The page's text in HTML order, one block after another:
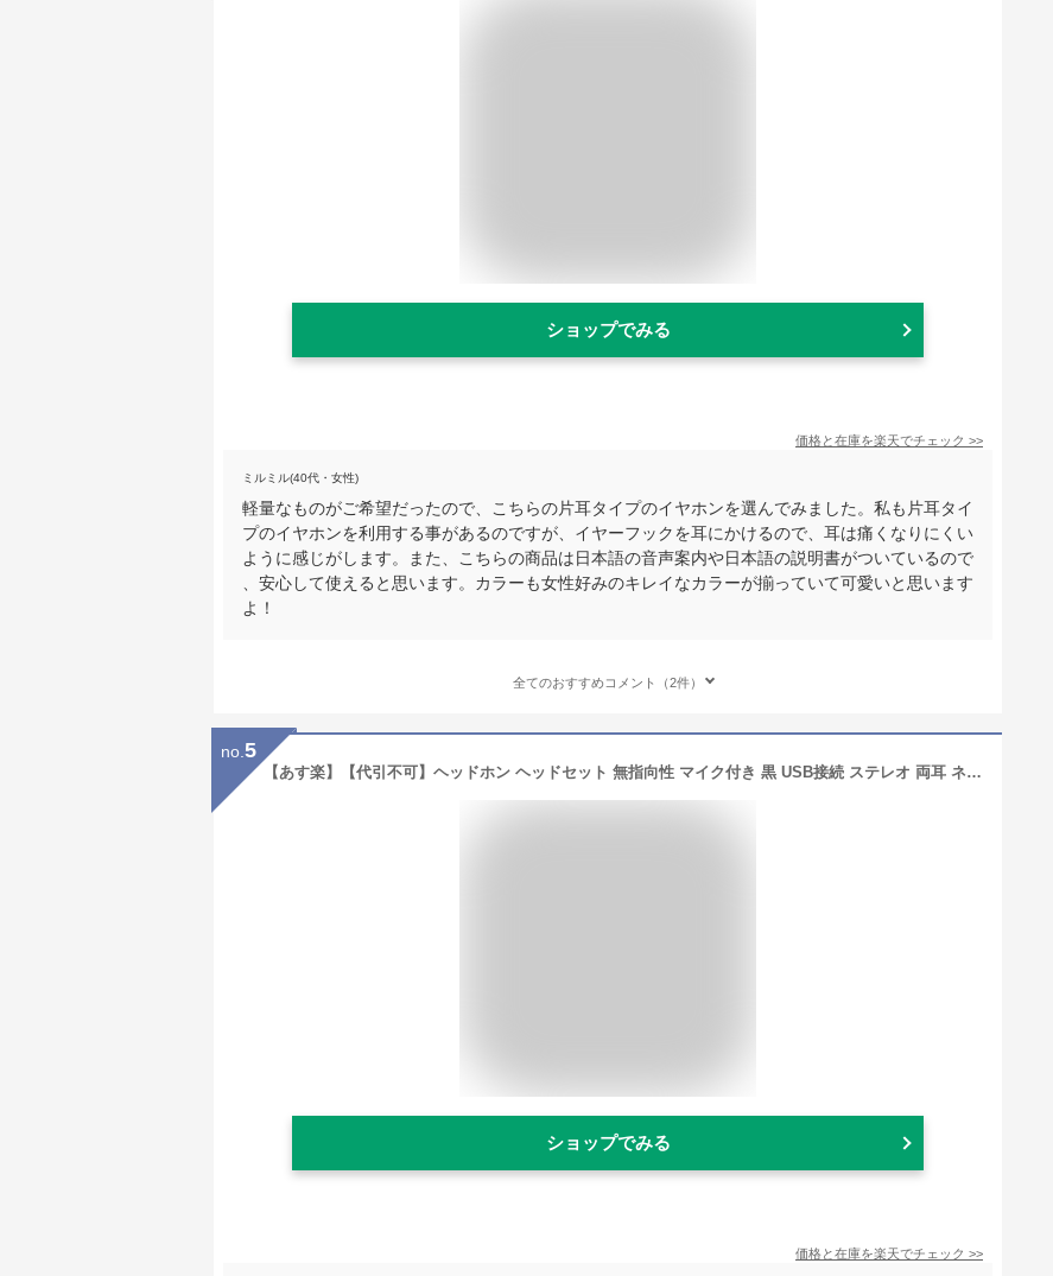
ショップでみる
価格と在庫を楽天でチェック >>
ミルミル(40代・女性)
軽量なものがご希望だったので、こちらの片耳タイプのイヤホンを選んでみました。私も片耳タイ
プのイヤホンを利用する事があるのですが、イヤーフックを耳にかけるので、耳は痛くなりにくい
ように感じがします。また、こちらの商品は日本語の音声案内や日本語の説明書がついているので
、安心して使えると思います。カラーも女性好みのキレイなカラーが揃っていて可愛いと思います
よ！
全てのおすすめコメント（2件）
no. 5
【あす楽】【代引不可】ヘッドホン ヘッドセット 無指向性 マイク付き 黒 USB接続 ステレオ 両耳 ネックバンド 軽量 【 Windows Chromebook MacBook PS4 PS5 Nintendo Switch 等対応 】 エレコム HS-NB03SUBK
ショップでみる
価格と在庫を楽天でチェック >>